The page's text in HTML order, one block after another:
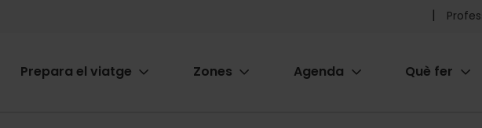
Pre
Main
Prepara el viatge Zones Agenda Què fer